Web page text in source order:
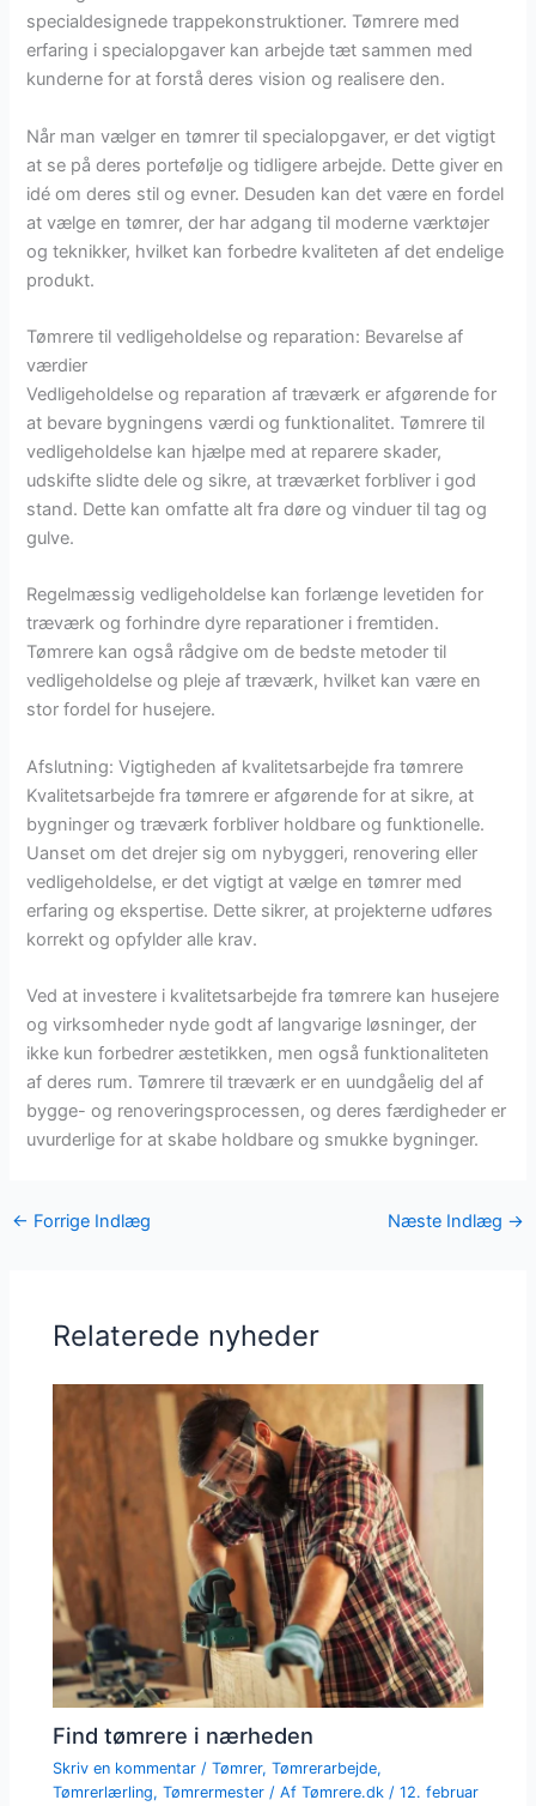
specialdesignede trappekonstruktioner. Tømrere med
erfaring i specialopgaver kan arbejde tæt sammen med
kunderne for at forstå deres vision og realisere den.
Når man vælger en tømrer til specialopgaver, er det vigtigt
at se på deres portefølje og tidligere arbejde. Dette giver en
idé om deres stil og evner. Desuden kan det være en fordel
at vælge en tømrer, der har adgang til moderne værktøjer
og teknikker, hvilket kan forbedre kvaliteten af det endelige
produkt.
Tømrere til vedligeholdelse og reparation: Bevarelse af
værdier
Vedligeholdelse og reparation af træværk er afgørende for
at bevare bygningens værdi og funktionalitet. Tømrere til
vedligeholdelse kan hjælpe med at reparere skader,
udskifte slidte dele og sikre, at træværket forbliver i god
stand. Dette kan omfatte alt fra døre og vinduer til tag og
gulve.
Regelmæssig vedligeholdelse kan forlænge levetiden for
træværk og forhindre dyre reparationer i fremtiden.
Tømrere kan også rådgive om de bedste metoder til
vedligeholdelse og pleje af træværk, hvilket kan være en
stor fordel for husejere.
Afslutning: Vigtigheden af kvalitetsarbejde fra tømrere
Kvalitetsarbejde fra tømrere er afgørende for at sikre, at
bygninger og træværk forbliver holdbare og funktionelle.
Uanset om det drejer sig om nybyggeri, renovering eller
vedligeholdelse, er det vigtigt at vælge en tømrer med
erfaring og ekspertise. Dette sikrer, at projekterne udføres
korrekt og opfylder alle krav.
Ved at investere i kvalitetsarbejde fra tømrere kan husejere
og virksomheder nyde godt af langvarige løsninger, der
ikke kun forbedrer æstetikken, men også funktionaliteten
af deres rum. Tømrere til træværk er en uundgåelig del af
bygge- og renoveringsprocessen, og deres færdigheder er
uvurderlige for at skabe holdbare og smukke bygninger.
← Forrige Indlæg Næste Indlæg →
Relaterede nyheder
Find tømrere i nærheden
Skriv en kommentar /Tømrer,Tømrerarbejde,
Tømrerlærling,Tømrermester / AfTømrere.dk/12. februar